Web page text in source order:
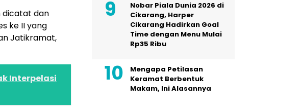
dicatat dan
ke II yang
Jatikramat,
Interpelasi
Nobar Piala Dunia 2026 di
Cikarang, Harper
Cikarang Hadirkan Goal
Time dengan Menu Mulai
Rp35 Ribu
Mengapa Petilasan
Keramat Berbentuk
Makam, Ini Alasannya